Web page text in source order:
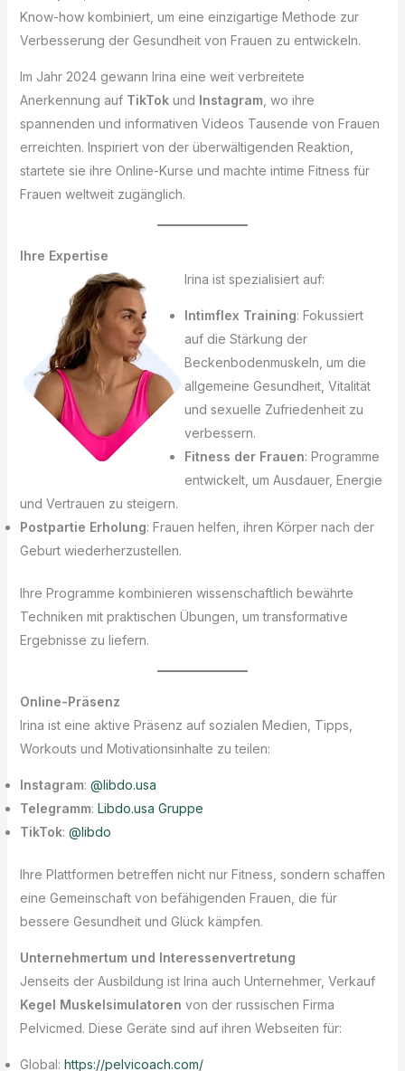
Know-how kombiniert, um eine einzigartige Methode zur
Verbesserung der Gesundheit von Frauen zu entwickeln.
Im Jahr 2024 gewann Irina eine weit verbreitete
Anerkennung auf TikTokund Instagram, wo ihre
spannenden und informativen Videos Tausende von Frauen
erreichten. Inspiriert von der überwältigenden Reaktion,
startete sie ihre Online-Kurse und machte intime Fitness für
Frauen weltweit zugänglich.
Ihre Expertise
Irina ist spezialisiert auf:
Intimflex Training: Fokussiert
auf die Stärkung der
Beckenbodenmuskeln, um die
allgemeine Gesundheit, Vitalität
und sexuelle Zufriedenheit zu
verbessern.
Fitness der Frauen: Programme
entwickelt, um Ausdauer, Energie
und Vertrauen zu steigern.
Postpartie Erholung: Frauen helfen, ihren Körper nach der
Geburt wiederherzustellen.
Ihre Programme kombinieren wissenschaftlich bewährte
Techniken mit praktischen Übungen, um transformative
Ergebnisse zu liefern.
Online-Präsenz
Irina ist eine aktive Präsenz auf sozialen Medien, Tipps,
Workouts und Motivationsinhalte zu teilen:
Instagram: @libdo.usa
Telegramm: Libdo.usa Gruppe
TikTok: @libdo
Ihre Plattformen betreffen nicht nur Fitness, sondern schaffen
eine Gemeinschaft von befähigenden Frauen, die für
bessere Gesundheit und Glück kämpfen.
Unternehmertum und Interessenvertretung
Jenseits der Ausbildung ist Irina auch Unternehmer, Verkauf
Kegel Muskelsimulatoren von der russischen Firma
Pelvicmed. Diese Geräte sind auf ihren Webseiten für:
Global: https://pelvicoach.com/